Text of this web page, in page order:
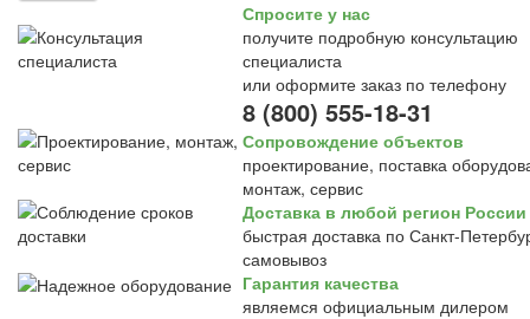
Спросите у нас
получите подробную консультацию
специалиста
или оформите заказ по телефону
8 (800) 555-18-31
Сопровождение объектов
проектирование, поставка
монтаж, сервис
Доставка в любой регион России
быстрая доставка по Санкт-
самовывоз
Гарантия качества
являемся официальным дилером